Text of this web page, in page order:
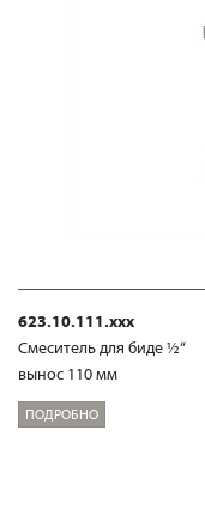
623.10.111.xxx
Смеситель для биде ½“
вынос 110 мм
ПОДРОБНО